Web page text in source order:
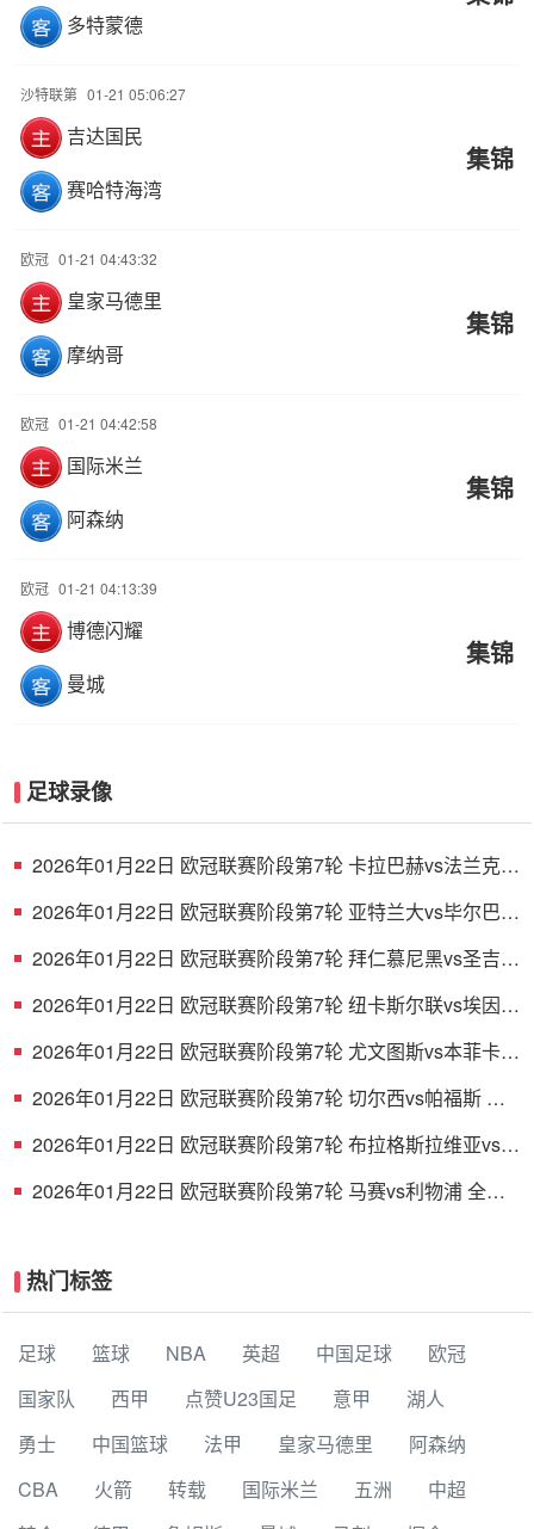
多特蒙德
沙特联第 01-21 05:06:27
吉达国民
赛哈特海湾
集锦
欧冠 01-21 04:43:32
皇家马德里
摩纳哥
集锦
欧冠 01-21 04:42:58
国际米兰
阿森纳
集锦
欧冠 01-21 04:13:39
博德闪耀
曼城
集锦
足球录像
2026年01月22日 欧冠联赛阶段第7轮 卡拉巴赫vs法兰克福
2026年01月22日 欧冠联赛阶段第7轮 亚特兰大vs毕尔巴鄂
2026年01月22日 欧冠联赛阶段第7轮 拜仁慕尼黑vs圣吉罗
2026年01月22日 欧冠联赛阶段第7轮 纽卡斯尔联vs埃因霍
2026年01月22日 欧冠联赛阶段第7轮 尤文图斯vs本菲卡
2026年01月22日 欧冠联赛阶段第7轮 切尔西vs帕福斯 全
2026年01月22日 欧冠联赛阶段第7轮 布拉格斯拉维亚vs巴
2026年01月22日 欧冠联赛阶段第7轮 马赛vs利物浦 全场
热门标签
足球 篮球 NBA 英超 中国足球
欧冠
国家队
西甲 点赞U23国足 意甲
湖人
勇士
中国篮球 法甲 皇家马德里
阿森纳
CBA
火箭 转载 国际米兰 五洲
中超